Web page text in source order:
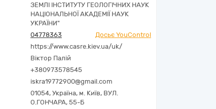
ЗЕМЛІ ІНСТИТУТУ ГЕОЛОГІЧНИХ НАУК
НАЦІОНАЛЬНОЇ АКАДЕМІЇ НАУК
УКРАЇНИ"
04778363
Досьє YouControl
https://www.casre.kiev.ua/uk/
Віктор Палій
+380973578545
iskra19772900@gmail.com
01054, Україна, м. Київ, ВУЛ.
О.ГОНЧАРА, 55-Б